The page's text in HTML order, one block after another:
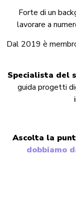
Forte di un
lavorare a
Dal 2019 è
Specialista del
guida progetti
Ascolta la
dobbiamo